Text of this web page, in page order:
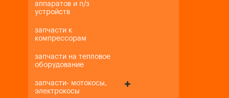
аппаратов и п/з
устройств
запчасти к
компрессорам
запчасти на тепловое
оборудование
запчасти- мотокосы,
электрокосы